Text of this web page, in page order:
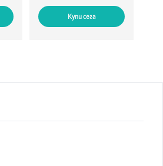
Купи сега